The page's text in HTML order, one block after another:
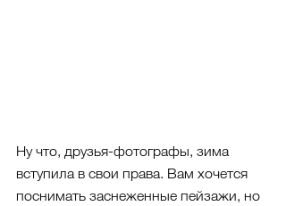
Ну что, друзья-фотографы, зима
вступила в свои права. Вам хочется
поснимать заснеженные пейзажи, но